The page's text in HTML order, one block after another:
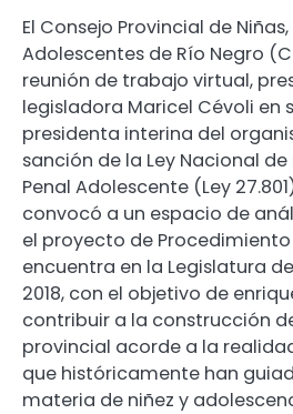
El Consejo Provincial de
Adolescentes de Río Negro
reunión de trabajo virtual,
legisladora Maricel Cévoli en
presidenta interina del
sanción de la Ley Nacional
Penal Adolescente (Ley
convocó a un espacio de
el proyecto de Procedimiento
encuentra en la Legislatura
2018, con el objetivo de
contribuir a la construcción
provincial acorde a la
que históricamente han
materia de niñez y